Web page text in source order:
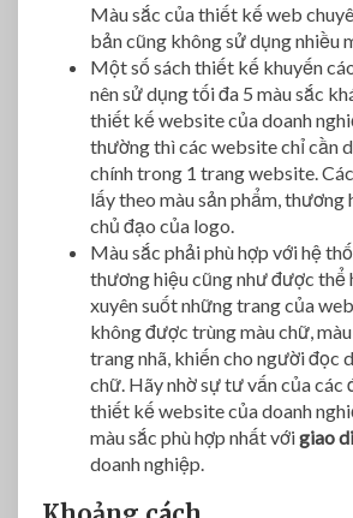
Màu sắc của thiết kế web
bản cũng không sử dụng nhiều
Một số sách thiết kế khuyến
nên sử dụng tối đa 5 màu sắc
thiết kế website của doanh
thường thì các website chỉ cần
chính trong 1 trang website.
lấy theo màu sản phẩm, thương
chủ đạo của logo.
Màu sắc phải phù hợp với hệ
thương hiệu cũng như được thể
xuyên suốt những trang của
không được trùng màu chữ,
trang nhã, khiến cho người đọc
chữ. Hãy nhờ sự tư vấn của các
thiết kế website của doanh
màu sắc phù hợp nhất vớigiao
doanh nghiệp.